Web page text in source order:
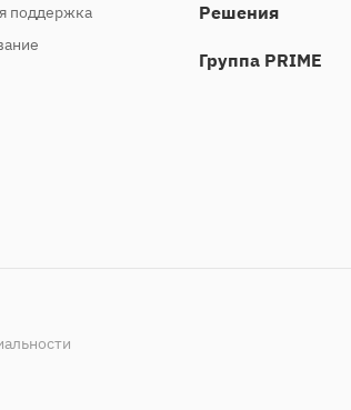
поддержка
Решения
Группа PRIME